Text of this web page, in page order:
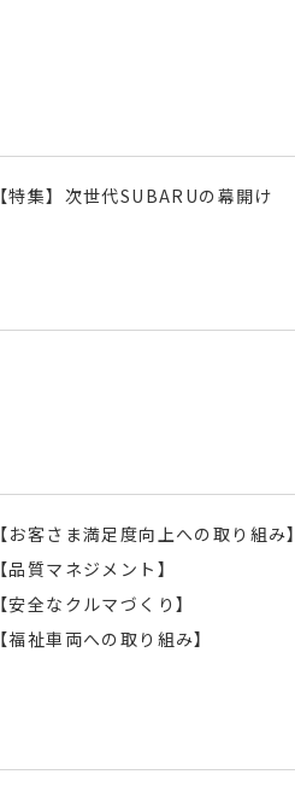
【特集】次世代SUBARUの幕開け
【お客さま満足度向上への取り組み】
【品質マネジメント】
【安全なクルマづくり】
【福祉車両への取り組み】